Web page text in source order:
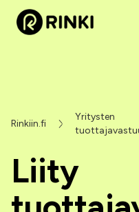
Liity
Rinkiin.fi
Yritysten